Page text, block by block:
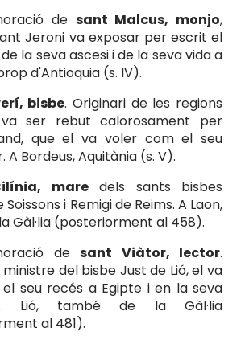
de sant Malcus, monjo,
Jeroni va exposar per escrit el
la seva ascesi i de la seva vida a
d'Antioquia (s. IV).
bisbe. Originari de les regions
va ser rebut calorosament per
que el va voler com el seu
A Bordeus, Aquitània (s. V).
maredels sants bisbes
Soissons i Remigi de Reims. A Laon,
Gàl·lia (posteriorment al 458).
de sant Viàtor, lector.
ministre del bisbe Just de Lió, el va
seu recés a Egipte i en la seva
Lió, també de la Gàl·lia
al 481).